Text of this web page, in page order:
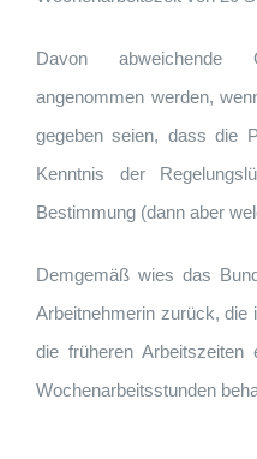
Davon abweichende
angenommen werden,
gegeben seien, dass die
Kenntnis der
Bestimmung (dann aber
Demgemäß wies das
Arbeitnehmerin zurück, die
die früheren
Wochenarbeitsstunden